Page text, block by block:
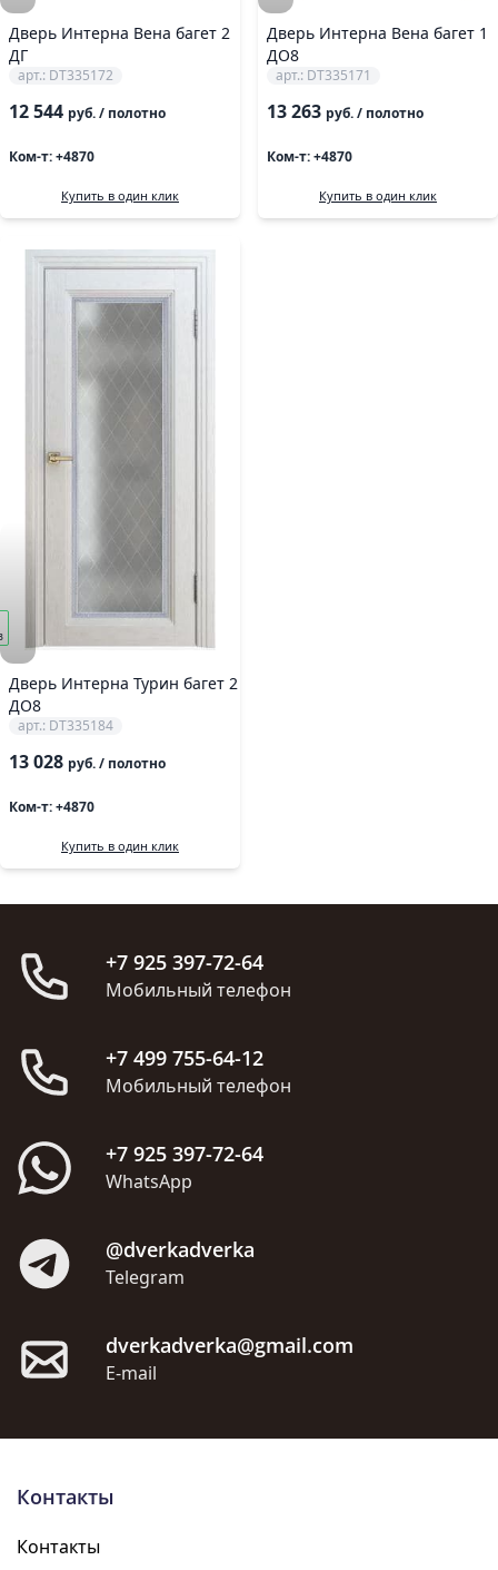
Дверь Интерна Вена багет 2
ДГ
арт.: DT335172
12 544 руб./ полотно
Ком-т: +4870
Купить в один клик
Дверь Интерна Вена багет 1
ДО8
арт.: DT335171
13 263 руб./ полотно
Ком-т: +4870
Купить в один клик
Дверь Интерна Турин багет 2
ДО8
арт.: DT335184
13 028 руб./ полотно
Ком-т: +4870
Купить в один клик
+7 925 397-72-64
Мобильный телефон
+7 499 755-64-12
Мобильный телефон
+7 925 397-72-64
WhatsApp
@dverkadverka
Telegram
dverkadverka@gmail.com
E-mail
Контакты
Контакты